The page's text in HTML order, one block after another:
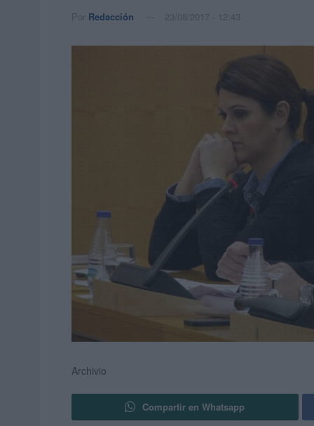
Por Redacción 23/08/2017 - 12:43
Archivio
Compartir en Whatsapp